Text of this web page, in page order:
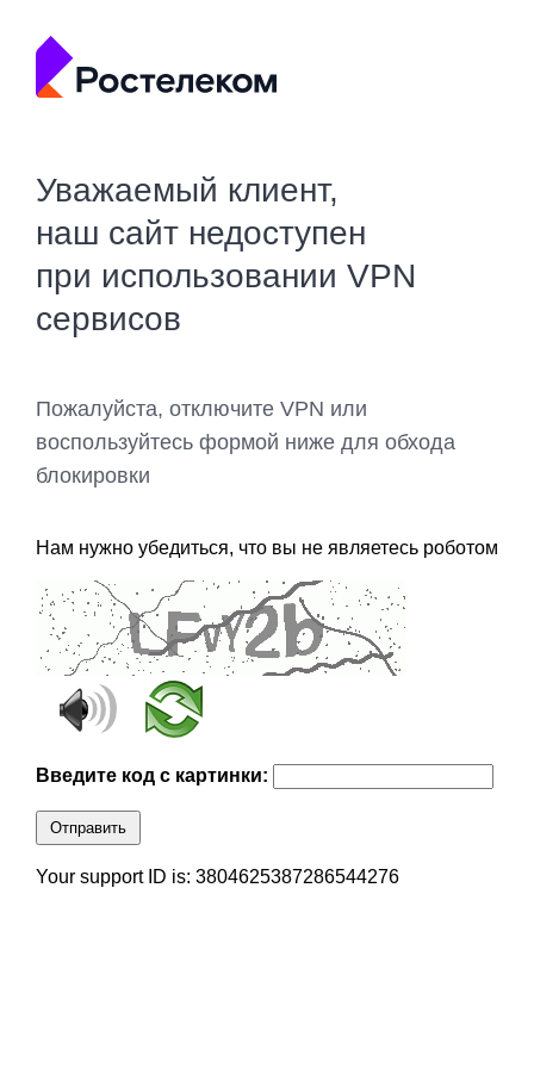
Уважаемый клиент,
наш сайт недоступен
при использовании VPN
сервисов
Пожалуйста, отключите VPN или
воспользуйтесь формой ниже для обхода
блокировки
Нам нужно убедиться, что вы не являетесь роботом
Введите код с картинки:
Отправить
Your support ID is: 3804625387286544276